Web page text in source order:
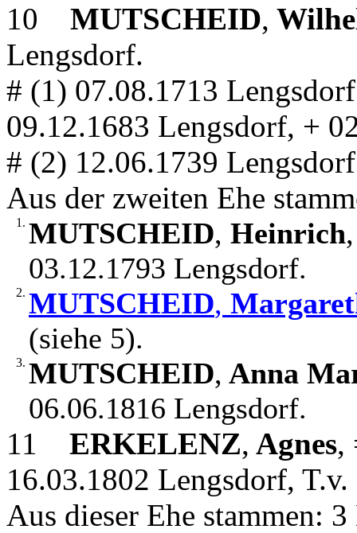
10 MUTSCHEID,
Lengsdorf.
# (1) 07.08.1713
09.12.1683 Lengsdorf, +
# (2) 12.06.1739
Aus der zweiten Ehe
1. MUTSCHEID, Heinrich
03.12.1793 Lengsdorf.
2. MUTSCHEID,
(siehe 5).
3. MUTSCHEID, Anna
06.06.1816 Lengsdorf.
11 ERKELENZ, Agnes,
16.03.1802 Lengsdorf,
Aus dieser Ehe stammen: